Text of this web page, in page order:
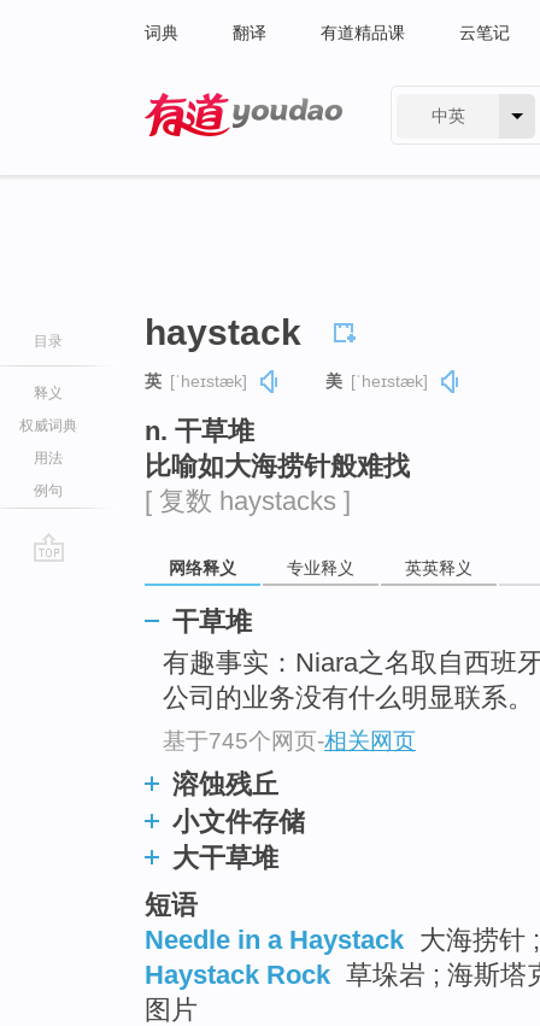
词典 翻译 有道精品课 云笔记
中英
目录
释义
权威词典
用法
例句
haystack
英 [ˈheɪstæk] 美 [ˈheɪstæk]
n. 干草堆
比喻如大海捞针般难找
[ 复数 haystacks ]
网络释义 专业释义 英英释义
干草堆
有趣事实：Niara之名取自西班
公司的业务没有什么明显联系。
基于745个网页-相关网页
溶蚀残丘
小文件存储
大干草堆
短语
Needle in a Haystack 大海捞针
Haystack Rock 草垛岩 ; 海斯塔
图片